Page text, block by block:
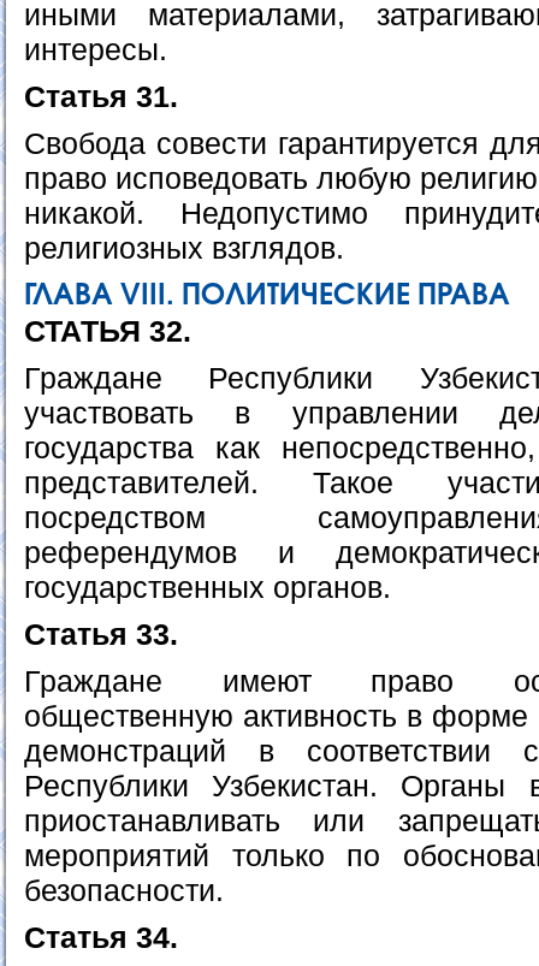
иными материалами,
интересы.
Статья 31.
Свобода совести гарантируется
право исповедовать любую
никакой. Недопустимо
религиозных взглядов.
ГЛАВА VIII. ПОЛИТИЧЕСКИЕ ПРАВА
СТАТЬЯ 32.
Граждане Республики
участвовать в управлении
государства как
представителей. Такое
посредством
референдумов и
государственных органов.
Статья 33.
Граждане имеют право
общественную активность в форме
демонстраций в соответствии с
Республики Узбекистан. Органы
приостанавливать или
мероприятий только по
безопасности.
Статья 34.